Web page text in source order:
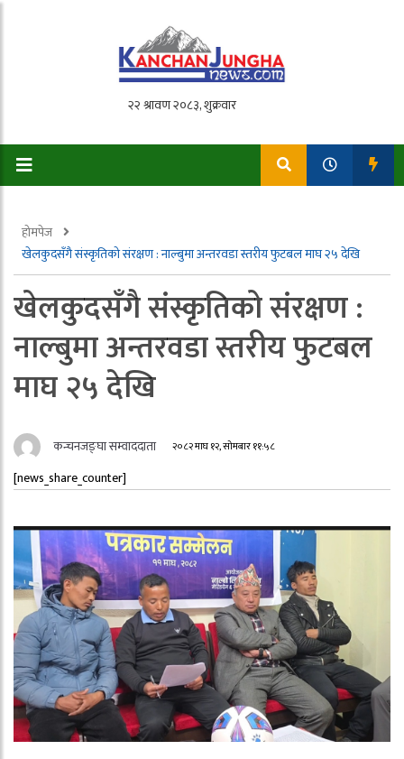
होमपेज
खेलकुदसँगै संस्कृतिको संरक्षण : नाल्बुमा अन्तरवडा स्तरीय फुटबल माघ २५ देखि
खेलकुदसँगै संस्कृतिको संरक्षण :
नाल्बुमा अन्तरवडा स्तरीय फुटबल
माघ २५ देखि
कन्चनजङ्घा सम्वाददाता २०८२ माघ १२, सोमबार ११:५८
[news_share_counter]